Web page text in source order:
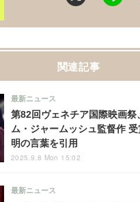
関連記事
第82回ヴェネチア国際映画祭
ム・ジャームッシュ監督作
明の言葉を引用
最新ニュース
2025.9.8 Mon 15:02
最新ニュース